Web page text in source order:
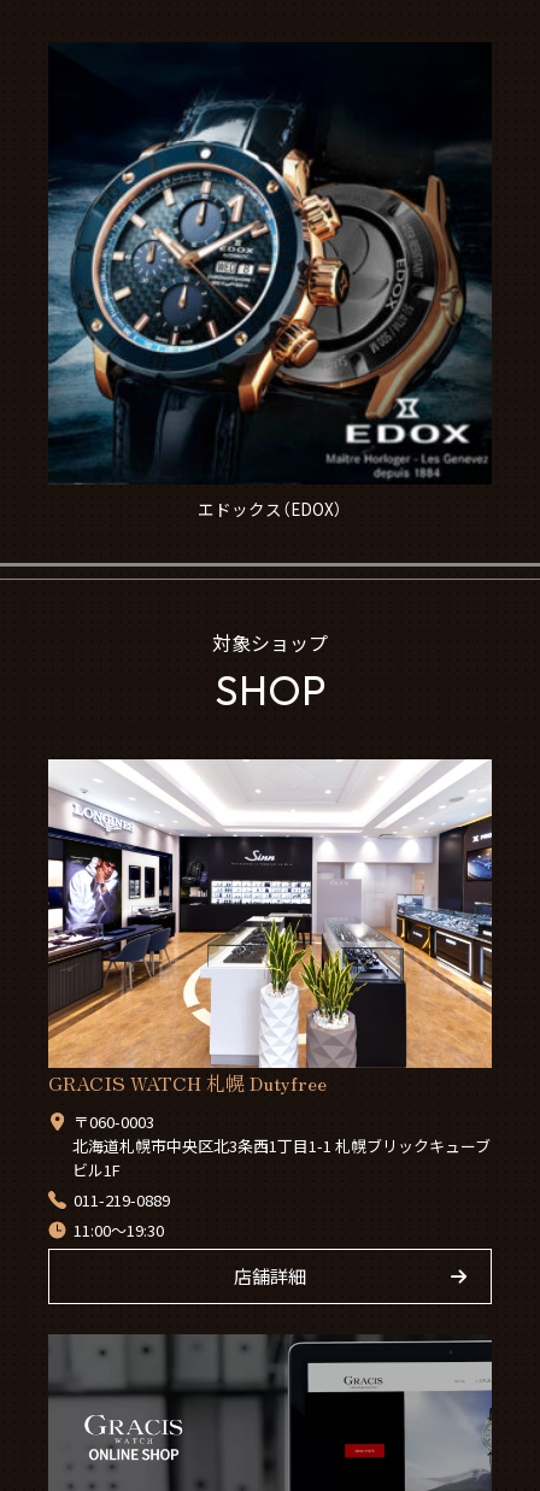
エドックス（EDOX）
対象ショップ
SHOP
GRACIS WATCH 札幌 Dutyfree
〒060-0003
北海道札幌市中央区北3条西1丁目1-1 札幌ブリックキューブ
ビル1F
011-219-0889
11:00～19:30
店舗詳細